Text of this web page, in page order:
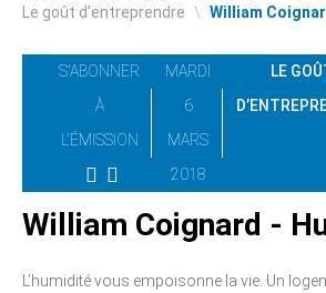
Le goût d’entreprendre \ William
S'ABONNER
À
L'ÉMISSION
MARDI
6
MARS
2018
LE
William Coignard -
L’humidité vous empoisonne la vie. Un